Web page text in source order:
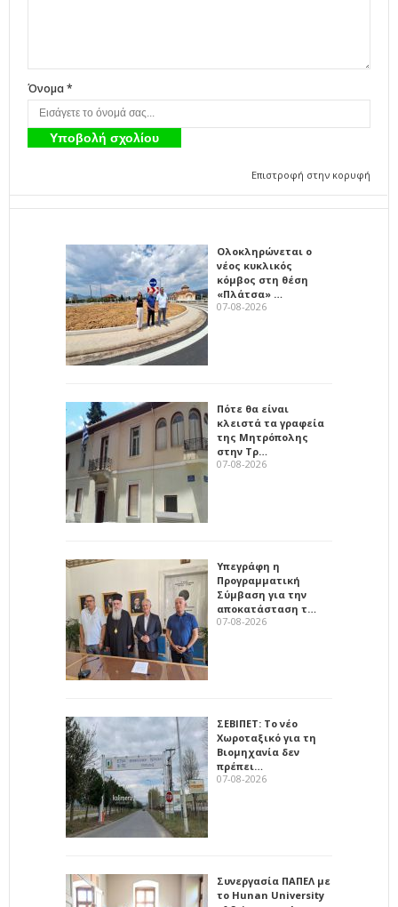
Όνομα *
Επιστροφή στην κορυφή
Ολοκληρώνεται ο
νέος κυκλικός
κόμβος στη θέση
«Πλάτσα» …
07-08-2026
Πότε θα είναι
κλειστά τα γραφεία
της Μητρόπολης
στην Τρ…
07-08-2026
Υπεγράφη η
Προγραμματική
Σύμβαση για την
αποκατάσταση τ…
07-08-2026
ΣΕΒΙΠΕΤ: Το νέο
Χωροταξικό για τη
Βιομηχανία δεν
πρέπει…
07-08-2026
Συνεργασία ΠΑΠΕΛ με
το Hunan University